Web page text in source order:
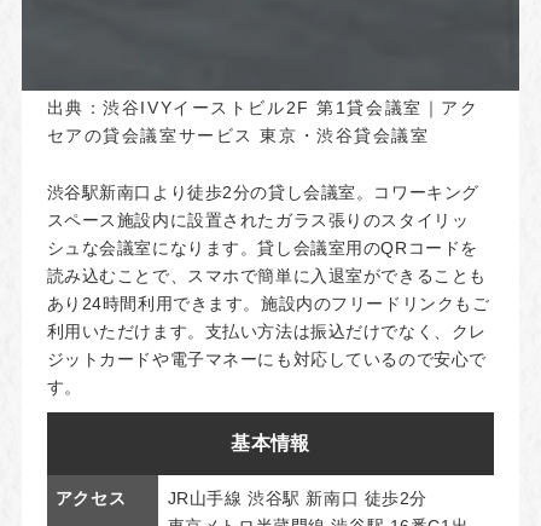
出典：渋谷IVYイーストビル2F 第1貸会議室｜アク
セアの貸会議室サービス 東京・渋谷貸会議室
渋谷駅新南口より徒歩2分の貸し会議室。コワーキング
スペース施設内に設置されたガラス張りのスタイリッ
シュな会議室になります。貸し会議室用のQRコードを
読み込むことで、スマホで簡単に入退室ができることも
あり24時間利用できます。施設内のフリードリンクもご
利用いただけます。支払い方法は振込だけでなく、クレ
ジットカードや電子マネーにも対応しているので安心で
す。
基本情報
アクセス
JR山手線 渋谷駅 新南口 徒歩2分